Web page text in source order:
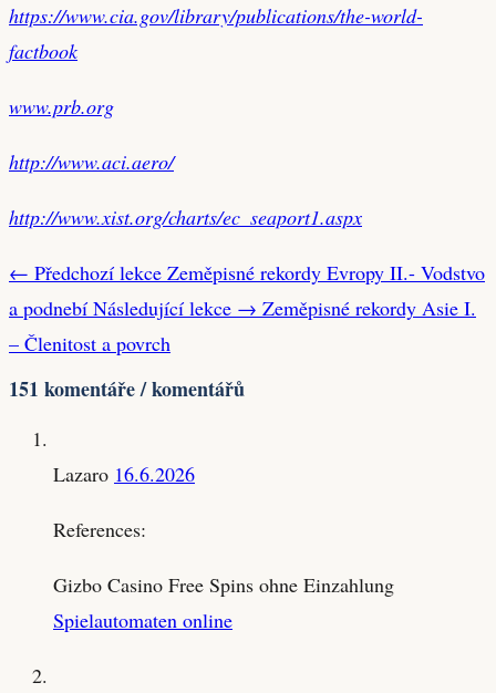
https://www.cia.gov/library/publications/the-world-
factbook
www.prb.org
http://www.aci.aero/
http://www.xist.org/charts/ec_seaport1.aspx
← Předchozí lekce Zeměpisné rekordy Evropy II.- Vodstvo
a podnebí Následující lekce → Zeměpisné rekordy Asie I.
– Členitost a povrch
151 komentáře / komentářů
Lazaro 16.6.2026
References:
Gizbo Casino Free Spins ohne Einzahlung
Spielautomaten online